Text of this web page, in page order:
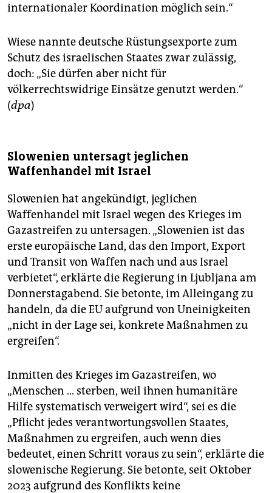
internationaler Koordination möglich sein.“
Wiese nannte deutsche Rüstungsexporte zum
Schutz des israelischen Staates zwar zulässig,
doch: „Sie dürfen aber nicht für
völkerrechtswidrige Einsätze genutzt werden.“
(dpa)
Slowenien untersagt jeglichen
Waffenhandel mit Israel
Slowenien hat angekündigt, jeglichen
Waffenhandel mit Israel wegen des Krieges im
Gazastreifen zu untersagen. „Slowenien ist das
erste europäische Land, das den Import, Export
und Transit von Waffen nach und aus Israel
verbietet“, erklärte die Regierung in Ljubljana am
Donnerstagabend. Sie betonte, im Alleingang zu
handeln, da die EU aufgrund von Uneinigkeiten
„nicht in der Lage sei, konkrete Maßnahmen zu
ergreifen“.
Inmitten des Krieges im Gazastreifen, wo
„Menschen … sterben, weil ihnen humanitäre
Hilfe systematisch verweigert wird“, sei es die
„Pflicht jedes verantwortungsvollen Staates,
Maßnahmen zu ergreifen, auch wenn dies
bedeutet, einen Schritt voraus zu sein“, erklärte die
slowenische Regierung. Sie betonte, seit Oktober
2023 aufgrund des Konflikts keine